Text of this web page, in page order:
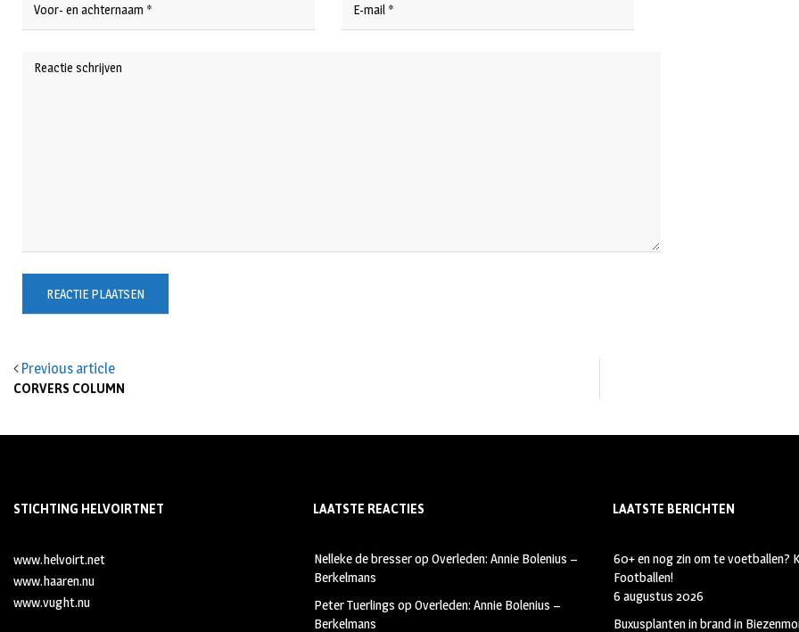
Previous article
CORVERS COLUMN
STICHTING HELVOIRTNET
www.helvoirt.net
www.haaren.nu
www.vught.nu
LAATSTE REACTIES
Nelleke de bresseropOverleden: Annie Bolenius –
Berkelmans
Peter Tuerlings opOverleden: Annie Bolenius –
Berkelmans
LAATSTE BERICHTEN
60+ en nog zin om te voetballen?
Footballen!
6 augustus 2026
Buxusplanten in brand in